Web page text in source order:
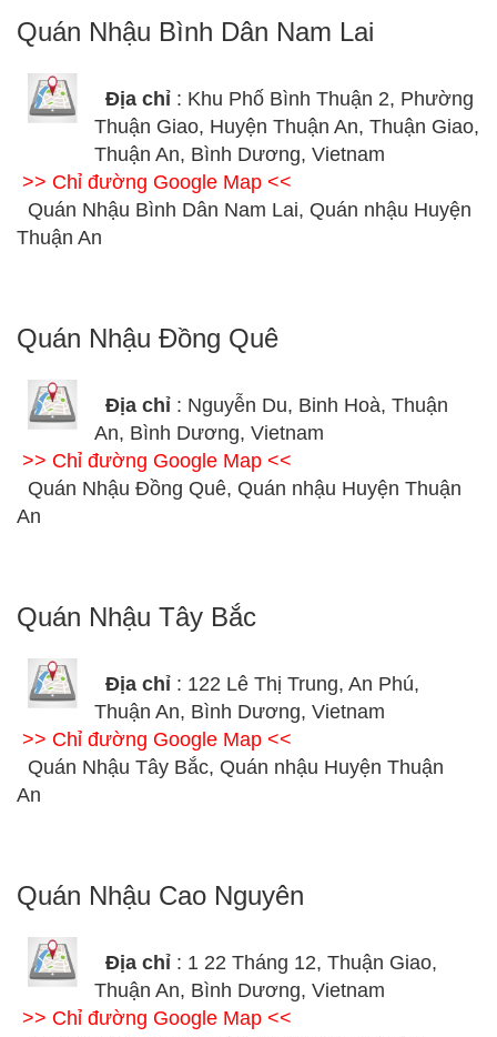
Quán Nhậu Bình Dân Nam Lai
Địa chỉ : Khu Phố Bình Thuận 2, Phường
Thuận Giao, Huyện Thuận An, Thuận Giao,
Thuận An, Bình Dương, Vietnam
>> Chỉ đường Google Map <<
Quán Nhậu Bình Dân Nam Lai, Quán nhậu Huyện
Thuận An
Quán Nhậu Đồng Quê
Địa chỉ : Nguyễn Du, Binh Hoà, Thuận
An, Bình Dương, Vietnam
>> Chỉ đường Google Map <<
Quán Nhậu Đồng Quê, Quán nhậu Huyện Thuận
An
Quán Nhậu Tây Bắc
Địa chỉ : 122 Lê Thị Trung, An Phú,
Thuận An, Bình Dương, Vietnam
>> Chỉ đường Google Map <<
Quán Nhậu Tây Bắc, Quán nhậu Huyện Thuận
An
Quán Nhậu Cao Nguyên
Địa chỉ : 1 22 Tháng 12, Thuận Giao,
Thuận An, Bình Dương, Vietnam
>> Chỉ đường Google Map <<